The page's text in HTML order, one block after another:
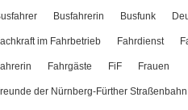
Busfahrerin Busfunk
im Fahrbetrieb Fahrdienst
Fahrgäste FiF Frauen
der Nürnberg-Fürther Straßenbahn